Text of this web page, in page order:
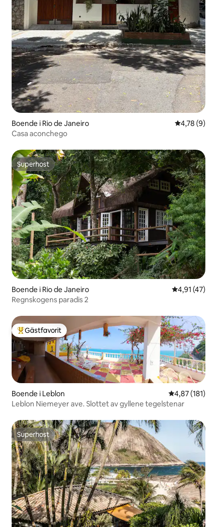
Boende i Rio de Janeiro 4,78 av 5 i
4,78 (9)
Casa aconchego
Superhost
Superhost
Boende i Rio de Janeiro 4,91 av 5 i
4,91 (47)
Regnskogens paradis 2
Populär gästfavorit
Gästfavorit
Boende i Leblon 4,87 av 5 i
4,87 (181)
Leblon Niemeyer ave. Slottet av gyllene tegelstenar
Superhost
Superhost